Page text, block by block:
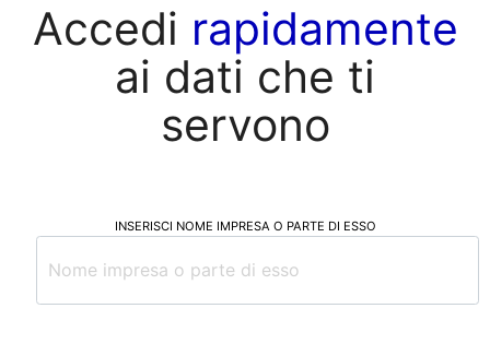
Accedi rapidamente
ai dati che ti
servono
INSERISCI NOME IMPRESA O PARTE DI ESSO